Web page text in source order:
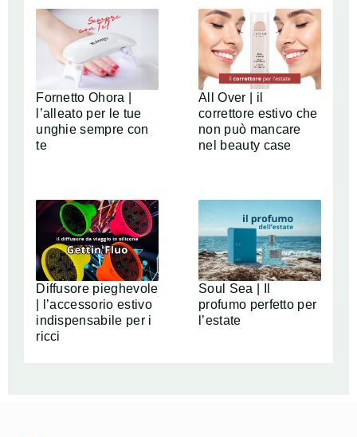
Fornetto Ohora |
l’alleato per le tue
unghie sempre con
te
All Over | il
correttore estivo che
non può mancare
nel beauty case
Diffusore pieghevole
| l’accessorio estivo
indispensabile per i
ricci
Soul Sea | Il
profumo perfetto per
l’estate